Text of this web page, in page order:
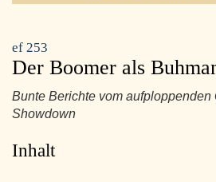
ef 253
Der Boomer als
Bunte Berichte vom aufploppenden
Showdown
Inhalt